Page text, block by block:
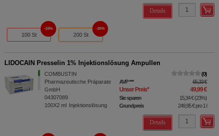
Details
100 St
24%
200 St
26%
LIDOCAIN Presselin 1% Injektionslösung Ampullen
COMBUSTIN
Pharmazeutische Präparate
GmbH
04307089
100X2 ml Injektionslösung
0
AVP*** 65,33 €
Unser Preis* 49,99 €
Sie sparen 15,34 €(23%)
Grundpreis
249,95 €pro 1 l
Details